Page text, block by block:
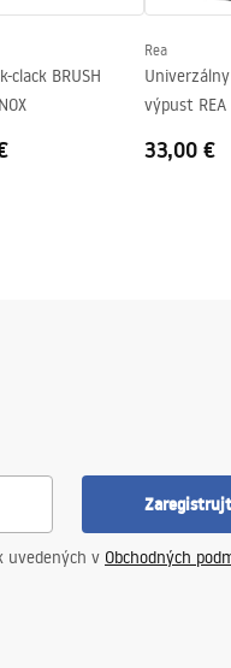
clack BRUSH
Rea
výpust REA
33,00 €
uvedených v Obchodných